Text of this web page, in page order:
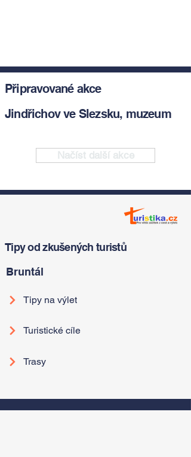
Připravované akce
Jindřichov ve Slezsku, muzeum
Načíst další akce
Tipy od zkušených turistů
Bruntál
Tipy na výlet
Turistické cíle
Trasy